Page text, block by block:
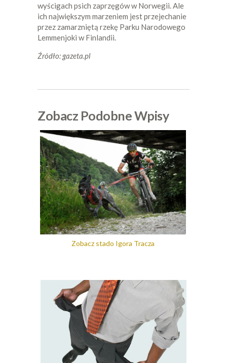
wyścigach psich zaprzęgów w Norwegii. Ale
ich największym marzeniem jest przejechanie
przez zamarzniętą rzekę Parku Narodowego
Lemmenjoki w Finlandii.
Źródło: gazeta.pl
Zobacz Podobne Wpisy
Zobacz stado Igora Tracza